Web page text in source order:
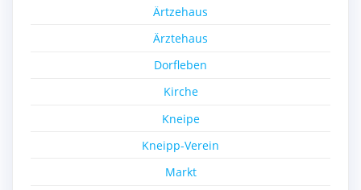
Ärtzehaus
Ärztehaus
Dorfleben
Kirche
Kneipe
Kneipp-Verein
Markt